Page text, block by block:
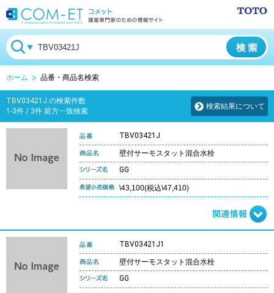
ホーム 品番・商品名検索
TBV03421J の検索件数
1-3件 / 3件 前方一致検索
検索結果について
TBV03421J
壁付サーモスタット混合水栓
GG
\43,100(税込\47,410)
TBV03421J1
壁付サーモスタット混合水栓
GG